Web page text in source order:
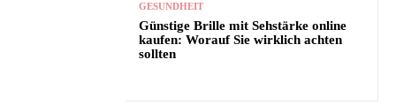
GESUNDHEIT
Günstige Brille mit Sehstärke online
kaufen: Worauf Sie wirklich achten
sollten